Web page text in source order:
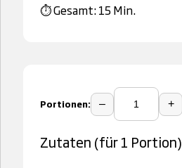
⏱️ Gesamt: 15 Min.
Portionen: – +
Zutaten (für 1 Portion)